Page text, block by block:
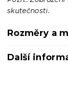
skutečnosti.
Rozměry a
Další